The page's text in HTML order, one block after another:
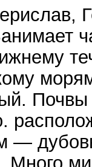
—
Много